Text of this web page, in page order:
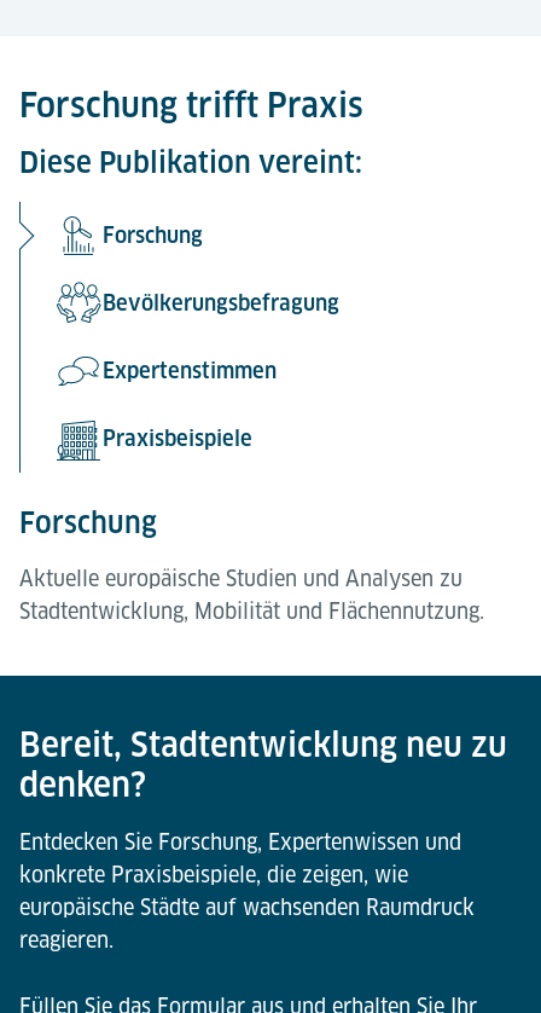
Forschung trifft Praxis
Diese Publikation vereint:
Forschung
Bevölkerungsbefragung
Expertenstimmen
Praxisbeispiele
Forschung
Aktuelle europäische Studien und Analysen zu
Stadtentwicklung, Mobilität und Flächennutzung.
Erreichbarkeit, Parken und gesellschaftlicher
Akzeptanz.
Stadtplanern aus Amsterdam, Rotterdam, Utrecht,
Freiburg und Brügge.
flächeneffiziente Infrastruktur bereits heute
erfolgreich umgesetzt wird.
Bereit, Stadtentwicklung neu zu
denken?
Entdecken Sie Forschung, Expertenwissen und
konkrete Praxisbeispiele, die zeigen, wie
europäische Städte auf wachsenden Raumdruck
reagieren.
Füllen Sie das Formular aus und erhalten Sie Ihr